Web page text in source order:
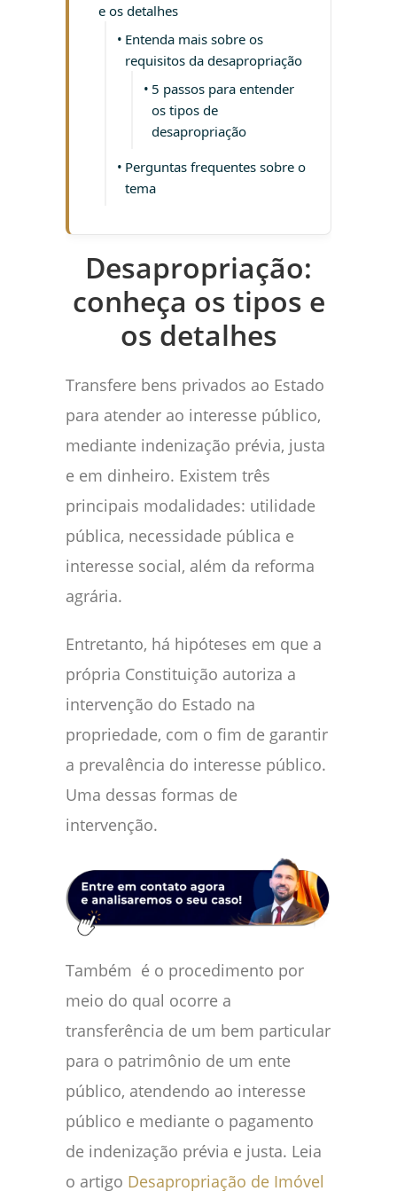
e os detalhes
Entenda mais sobre os
requisitos da desapropriação
5 passos para entender
os tipos de
desapropriação
Perguntas frequentes sobre o
tema
Desapropriação:
conheça os tipos e
os detalhes
Transfere bens privados ao Estado
para atender ao interesse público,
mediante indenização prévia, justa
e em dinheiro. Existem três
principais modalidades: utilidade
pública, necessidade pública e
interesse social, além da reforma
agrária.
Entretanto, há hipóteses em que a
própria Constituição autoriza a
intervenção do Estado na
propriedade, com o fim de garantir
a prevalência do interesse público.
Uma dessas formas de
intervenção.
Também é o procedimento por
meio do qual ocorre a
transferência de um bem particular
para o patrimônio de um ente
público, atendendo ao interesse
público e mediante o pagamento
de indenização prévia e justa. Leia
o artigo Desapropriação de Imóvel